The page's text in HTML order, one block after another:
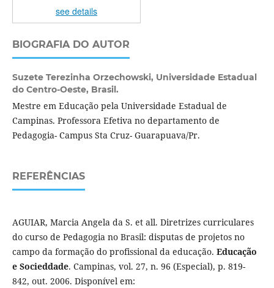
see details
BIOGRAFIA DO AUTOR
Suzete Terezinha Orzechowski, Universidade Estadual
do Centro-Oeste, Brasil.
Mestre em Educação pela Universidade Estadual de
Campinas. Professora Efetiva no departamento de
Pedagogia- Campus Sta Cruz- Guarapuava/Pr.
REFERÊNCIAS
AGUIAR, Marcia Angela da S. et all. Diretrizes curriculares
do curso de Pedagogia no Brasil: disputas de projetos no
campo da formação do profissional da educação. Educação
e Socieddade. Campinas, vol. 27, n. 96 (Especial), p. 819-
842, out. 2006. Disponível em: